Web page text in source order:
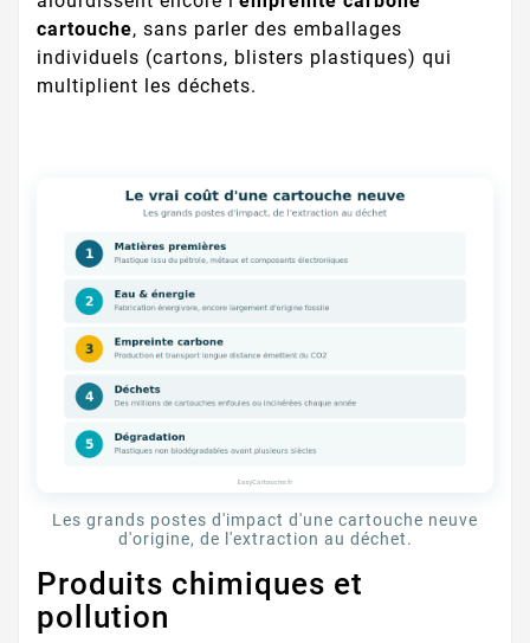
cartouche, sans parler des emballages
individuels (cartons, blisters plastiques) qui
multiplient les déchets.
Les grands postes d'impact d'une cartouche neuve
d'origine, de l'extraction au déchet.
Produits chimiques et
pollution